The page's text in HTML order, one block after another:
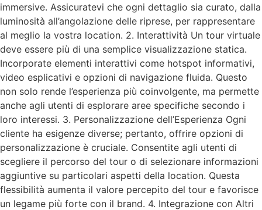
immersive. Assicuratevi che ogni dettaglio sia curato, dalla
luminosità all’angolazione delle riprese, per rappresentare
al meglio la vostra location. 2. Interattività Un tour virtuale
deve essere più di una semplice visualizzazione statica.
Incorporate elementi interattivi come hotspot informativi,
video esplicativi e opzioni di navigazione fluida. Questo
non solo rende l’esperienza più coinvolgente, ma permette
anche agli utenti di esplorare aree specifiche secondo i
loro interessi. 3. Personalizzazione dell’Esperienza Ogni
cliente ha esigenze diverse; pertanto, offrire opzioni di
personalizzazione è cruciale. Consentite agli utenti di
scegliere il percorso del tour o di selezionare informazioni
aggiuntive su particolari aspetti della location. Questa
flessibilità aumenta il valore percepito del tour e favorisce
un legame più forte con il brand. 4. Integrazione con Altri